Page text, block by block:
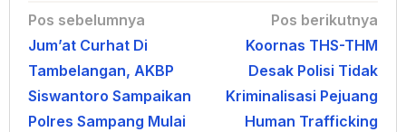
Navigasi
pos
Pos sebelumnya
Jum’at Curhat Di
Tambelangan, AKBP
Siswantoro Sampaikan
Polres Sampang Mulai
Pos berikutnya
Koornas THS-THM
Desak Polisi Tidak
Kriminalisasi Pejuang
Human Trafficking